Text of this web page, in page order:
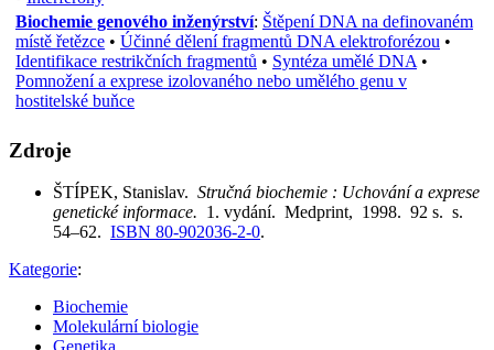
Biochemie genového inženýrství: Štěpení DNA na definovaném
místě řetězce • Účinné dělení fragmentů DNA elektroforézou •
Identifikace restrikčních fragmentů • Syntéza umělé DNA •
Pomnožení a exprese izolovaného nebo umělého genu v
hostitelské buňce
Zdroje
ŠTÍPEK, Stanislav. Stručná biochemie : Uchování a exprese
genetické informace. 1. vydání. Medprint, 1998. 92 s. s.
54–62. ISBN 80-902036-2-0.
Kategorie:
Biochemie
Molekulární biologie